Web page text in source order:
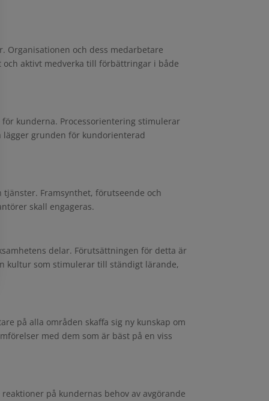
Organisationen och dess medarbetare
aktivt medverka till förbättringar i både
kunderna. Processorientering stimulerar
grunden för kundorienterad
Framsynthet, förutseende och
skall engageras.
delar. Förutsättningen för detta är
kultur som stimulerar till ständigt lärande,
på alla områden skaffa sig ny kunskap om
med dem som är bäst på en viss
på kundernas behov av avgörande